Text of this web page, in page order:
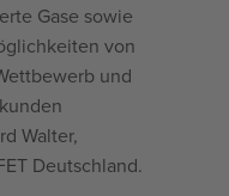
Gase sowie
von
und
Walter,
Deutschland.